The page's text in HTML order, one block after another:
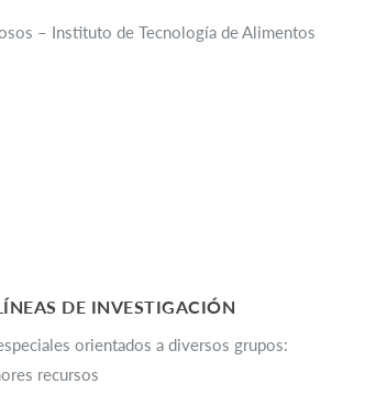
– Instituto de Tecnología de Alimentos
DE INVESTIGACIÓN
orientados a diversos grupos:
recursos